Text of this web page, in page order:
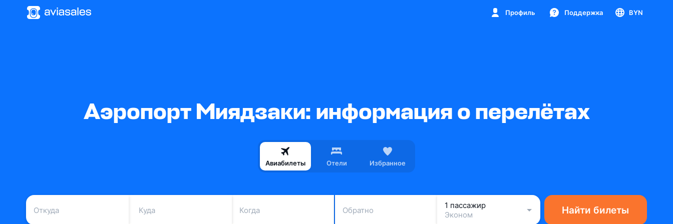
Профиль Поддержка BYN
Аэропорт Миядзаки: информация о перелётах
Авиабилеты Отели Избранное
Когда Обратно
1 пассажир
Эконом
Найти билеты